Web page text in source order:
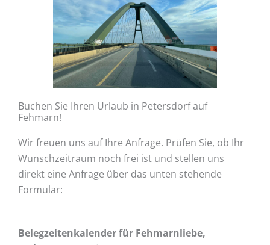
Buchen Sie Ihren Urlaub in Petersdorf auf
Fehmarn!
Wir freuen uns auf Ihre Anfrage. Prüfen Sie, ob Ihr
Wunschzeitraum noch frei ist und stellen uns
direkt eine Anfrage über das unten stehende
Formular:
Belegzeitenkalender für Fehmarnliebe,